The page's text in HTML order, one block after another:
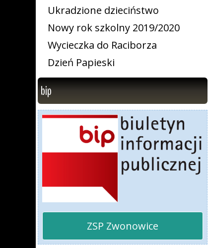
Ukradzione dzieciństwo
Nowy rok szkolny 2019/2020
Wycieczka do Raciborza
Dzień Papieski
bip
ZSP Zwonowice